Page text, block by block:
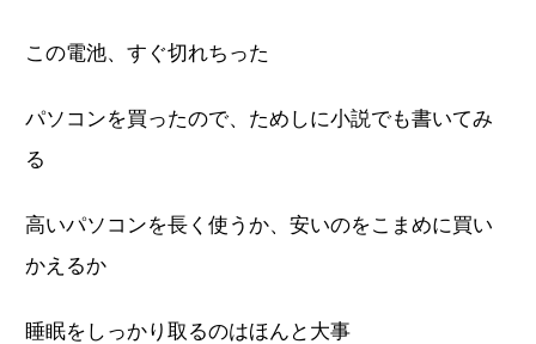
この電池、すぐ切れちった
パソコンを買ったので、ためしに小説でも書いてみ
る
高いパソコンを長く使うか、安いのをこまめに買い
かえるか
睡眠をしっかり取るのはほんと大事